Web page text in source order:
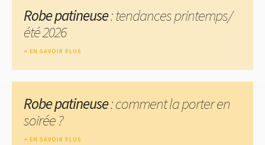
Robe patineuse: tendances printemps/
été 2026
EN SAVOIR PLUS
Robe patineuse: comment la porter en
soirée ?
EN SAVOIR PLUS